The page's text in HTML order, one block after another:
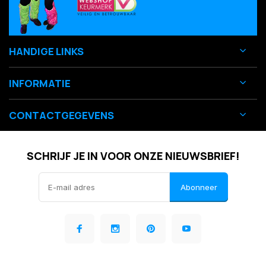
HANDIGE LINKS
INFORMATIE
CONTACTGEGEVENS
SCHRIJF JE IN VOOR ONZE NIEUWSBRIEF!
Abonneer